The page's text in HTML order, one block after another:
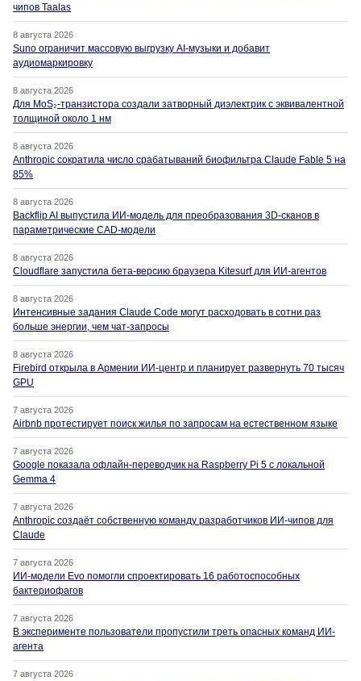
чипов Taalas
8 августа 2026
Suno ограничит массовую выгрузку AI-музыки и добавит
аудиомаркировку
8 августа 2026
Для MoS₂-транзистора создали затворный диэлектрик с эквивалентной
толщиной около 1 нм
8 августа 2026
Anthropic сократила число срабатываний биофильтра Claude Fable 5 на
85%
8 августа 2026
Backflip AI выпустила ИИ-модель для преобразования 3D-сканов в
параметрические CAD-модели
8 августа 2026
Cloudflare запустила бета-версию браузера Kitesurf для ИИ-агентов
8 августа 2026
Интенсивные задания Claude Code могут расходовать в сотни раз
больше энергии, чем чат-запросы
8 августа 2026
Firebird открыла в Армении ИИ-центр и планирует развернуть 70 тысяч
GPU
7 августа 2026
Airbnb протестирует поиск жилья по запросам на естественном языке
7 августа 2026
Google показала офлайн-переводчик на Raspberry Pi 5 с локальной
Gemma 4
7 августа 2026
Anthropic создаёт собственную команду разработчиков ИИ-чипов для
Claude
7 августа 2026
ИИ-модели Evo помогли спроектировать 16 работоспособных
бактериофагов
7 августа 2026
В эксперименте пользователи пропустили треть опасных команд ИИ-
агента
7 августа 2026